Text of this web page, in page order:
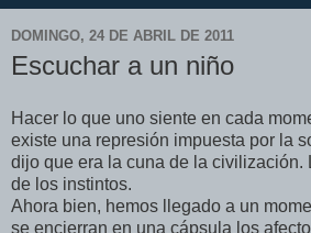
DOMINGO, 24 DE ABRIL DE 2011
Escuchar a un niño
Hacer lo que uno siente en cada
existe una represión impuesta por la
dijo que era la cuna de la civilización.
de los instintos.
Ahora bien, hemos llegado a un
se encierran en una cápsula los